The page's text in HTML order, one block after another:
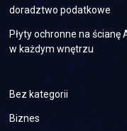
doradztwo podatkowe
Płyty ochronne na
w każdym wnętrzu
Bez kategorii
Biznes